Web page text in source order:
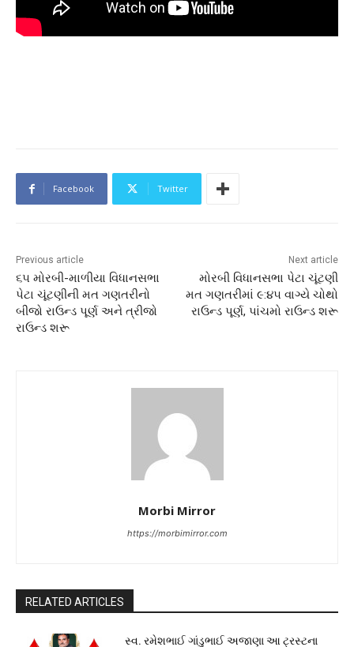
Facebook Twitter
Previous article
૬૫ મોરબી-માળીયા વિધાનસભા
પેટા ચૂંટણીની મત ગણતરીનો
બીજો રાઉન્ડ પૂર્ણ અને ત્રીજો
રાઉન્ડ શરૂ
Next article
મોરબી વિધાનસભા પેટા ચૂંટણી
મત ગણતરીમાં ૯:૪૫ વાગ્યે ચોથો
રાઉન્ડ પૂર્ણ, પાંચમો રાઉન્ડ શરૂ
Morbi Mirror
https://morbimirror.com
RELATED ARTICLES
સ્વ. રમેશભાઈ ગાંડુભાઈ અજાણા આ ટ્રસ્ટના